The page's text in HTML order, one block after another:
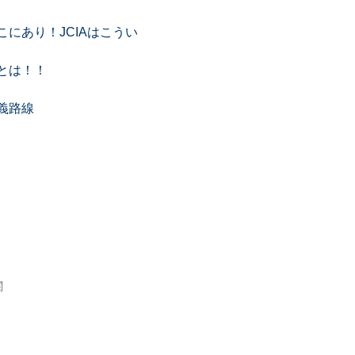
にあり！JCIAはこうい
は！！
路線